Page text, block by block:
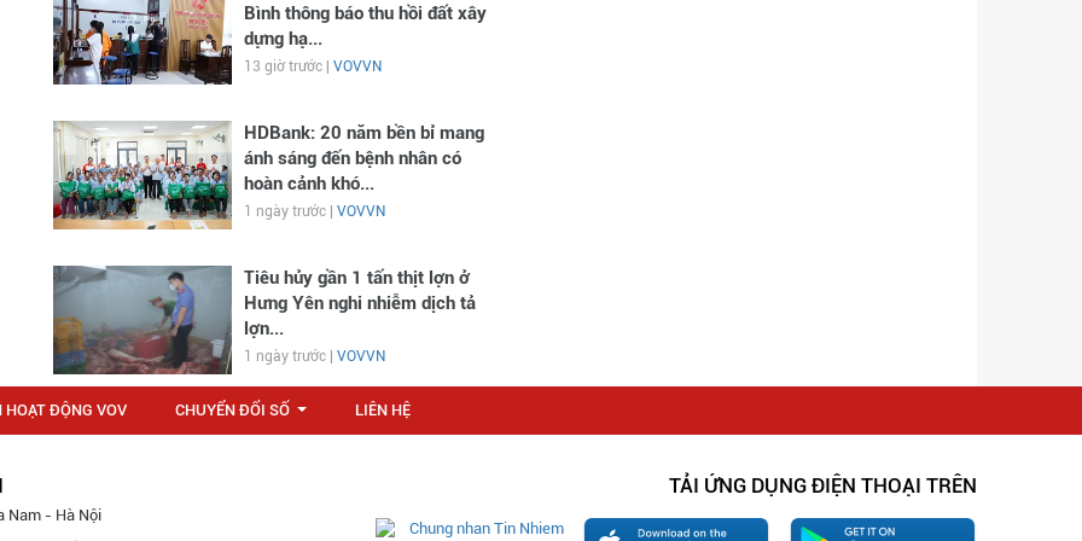
Bình thông báo thu hồi đất xây
dựng hạ...
13 giờ trước | VOVVN
HDBank: 20 năm bền bỉ mang
ánh sáng đến bệnh nhân có
hoàn cảnh khó...
1 ngày trước | VOVVN
Tiêu hủy gần 1 tấn thịt lợn ở
Hưng Yên nghi nhiễm dịch tả
lợn...
1 ngày trước | VOVVN
HOẠT ĐỘNG VOV CHUYỂN ĐỔI SỐ LIÊN HỆ
Nam - Hà Nội
TẢI ỨNG DỤNG ĐIỆN THOẠI TRÊN